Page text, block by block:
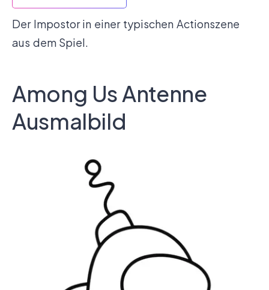
Der Impostor in einer typischen Actionszene
aus dem Spiel.
Among Us Antenne
Ausmalbild